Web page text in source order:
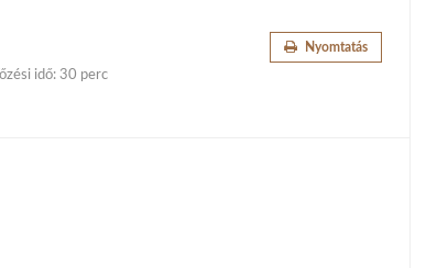
Nyomtatás
idő: 30 perc